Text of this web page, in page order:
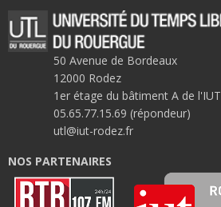
50 Avenue de Bordeaux
12000 Rodez
1er étage du bâtiment A de l'IUT
05.65.77.15.69 (répondeur)
utl@iut-rodez.fr
NOS PARTENAIRES